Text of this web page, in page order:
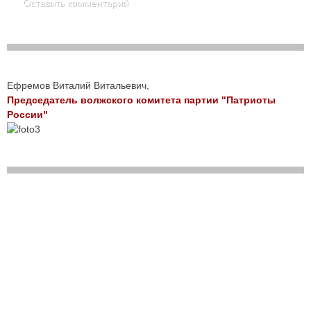
Ефремов Виталий Витальевич,
Председатель волжского комитета партии "Патриоты
России"